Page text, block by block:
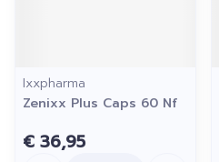
Ixxpharma
Zenixx Plus Caps 60 Nf
€ 36,95